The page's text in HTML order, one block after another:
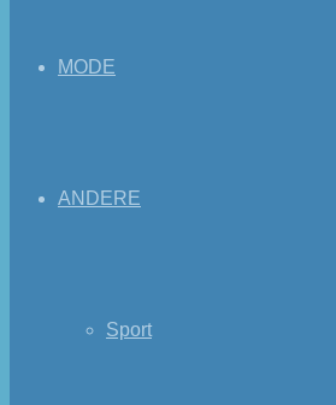
MODE
ANDERE
Sport